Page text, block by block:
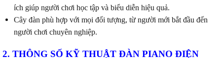
ích giúp người chơi học tập và biểu diễn hiệu quả.
Cây đàn phù hợp với mọi đối tượng, từ người mới bắt đầu đến
người chơi chuyên nghiệp.
2. THÔNG SỐ KỸ THUẬT ĐÀN PIANO ĐIỆN